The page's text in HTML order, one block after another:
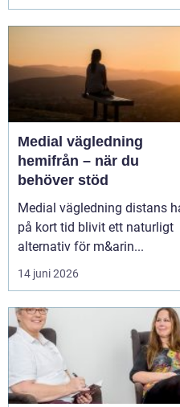
Medial vägledning
hemifrån – när du
behöver stöd
Medial vägledning distans
på kort tid blivit ett naturligt
alternativ för m&arin...
14 juni 2026